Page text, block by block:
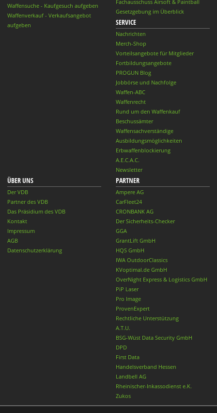
Waffensuche - Kaufgesuch aufgeben
Waffenverkauf - Verkaufsangebot
aufgeben
Fachausschuss Airsoft & Paintball
Gesetzgebung im Überblick
SERVICE
Nachrichten
Merch-Shop
Vorteilsangebote für Mitglieder
Fortbildungsangebote
PROGUN Blog
Jobbörse und Nachfolge
Waffen-ABC
Waffenrecht
Rund um den Waffenkauf
Beschussämter
Waffensachverständige
Ausbildungsmöglichkeiten
Erbwaffenblockierung
A.E.C.A.C.
Newsletter
ÜBER UNS
Der VDB
Partner des VDB
Das Präsidium des VDB
Kontakt
Impressum
AGB
Datenschutzerklärung
PARTNER
Ampere AG
CarFleet24
CRONBANK AG
Der Sicherheits-Checker
GGA
GrantLift GmbH
HQS GmbH
IWA OutdoorClassics
KVoptimal.de GmbH
OverNight Express & Logistics GmbH
PiP Laser
Pro Image
ProvenExpert
Rechtliche Unterstützung
A.T.U.
BSG-Wüst Data Security GmbH
DPD
First Data
Handelsverband Hessen
Landbell AG
Rheinischer-Inkassodienst e.K.
Zukos